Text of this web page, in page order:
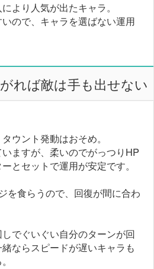
より人気が出たキャラ。
ので、キャラを選ばない運用
れば敵は手も出せない
ウント発動はおそめ。
ますが、柔いのでがっつりHP
とセットで運用が安定です。
を食らうので、回復が間に合わ
でぐいぐい自分のターンが回
ならスピードが遅いキャラも